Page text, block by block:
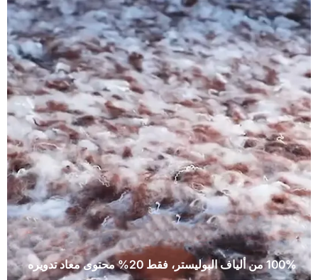
100% من ألياف البوليستر، فقط 20% محتوى معاد تدويره